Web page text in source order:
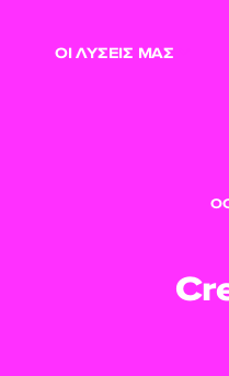
ΟΙ ΛΥΣΕΙΣ ΜΑΣ